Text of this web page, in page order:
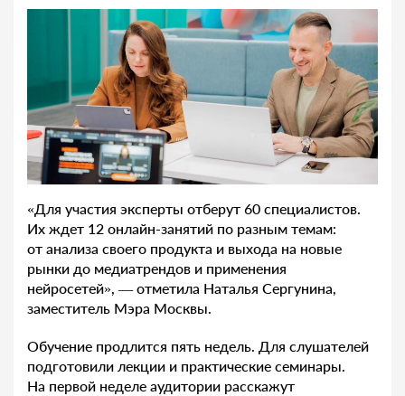
«Для участия эксперты отберут 60 специалистов.
Их ждет 12 онлайн-занятий по разным темам:
от анализа своего продукта и выхода на новые
рынки до медиатрендов и применения
нейросетей», — отметила Наталья Сергунина,
заместитель Мэра Москвы.
Обучение продлится пять недель. Для слушателей
подготовили лекции и практические семинары.
На первой неделе аудитории расскажут